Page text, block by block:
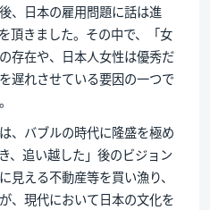
、日本の雇用問題に話は進
頂きました。その中で、「女
存在や、日本人女性は優秀だ
遅れさせている要因の一つで
、バブルの時代に隆盛を極め
、追い越した」後のビジョン
見える不動産等を買い漁り、
、現代において日本の文化を